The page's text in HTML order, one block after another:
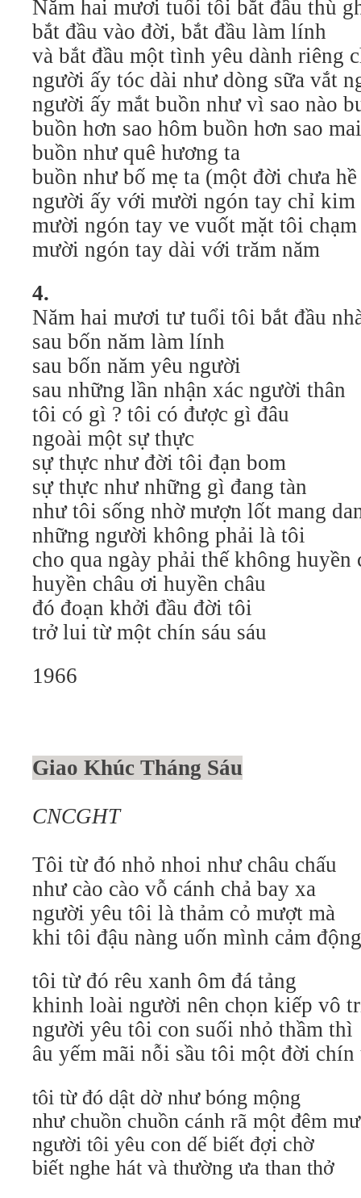
Năm hai mươi tuổi tôi bắt đầu thù
bắt đầu vào đời, bắt đầu làm lính
và bắt đầu một tình yêu dành riêng
người ấy tóc dài như dòng sữa vắt
người ấy mắt buồn như vì sao nào
buồn hơn sao hôm buồn hơn sao mai
buồn như quê hương ta
buồn như bố mẹ ta (một đời chưa
người ấy với mười ngón tay chỉ kim
mười ngón tay ve vuốt mặt tôi chạm
mười ngón tay dài với trăm năm
4.
Năm hai mươi tư tuổi tôi bắt đầu
sau bốn năm làm lính
sau bốn năm yêu người
sau những lần nhận xác người thân
tôi có gì ? tôi có được gì đâu
ngoài một sự thực
sự thực như đời tôi đạn bom
sự thực như những gì đang tàn
như tôi sống nhờ mượn lốt mang
những người không phải là tôi
cho qua ngày phải thế không huyền
huyền châu ơi huyền châu
đó đoạn khởi đầu đời tôi
trở lui từ một chín sáu sáu
1966
Giao Khúc Tháng Sáu
CNCGHT
Tôi từ đó nhỏ nhoi như châu chấu
như cào cào vỗ cánh chả bay xa
người yêu tôi là thảm cỏ mượt mà
khi tôi đậu nàng uốn mình cảm động
tôi từ đó rêu xanh ôm đá tảng
khinh loài người nên chọn kiếp vô
người yêu tôi con suối nhỏ thầm thì
âu yếm mãi nỗi sầu tôi một đời chín
tôi từ đó dật dờ như bóng mộng
như chuồn chuồn cánh rã một đêm
người tôi yêu con dế biết đợi chờ
biết nghe hát và thường ưa than thở